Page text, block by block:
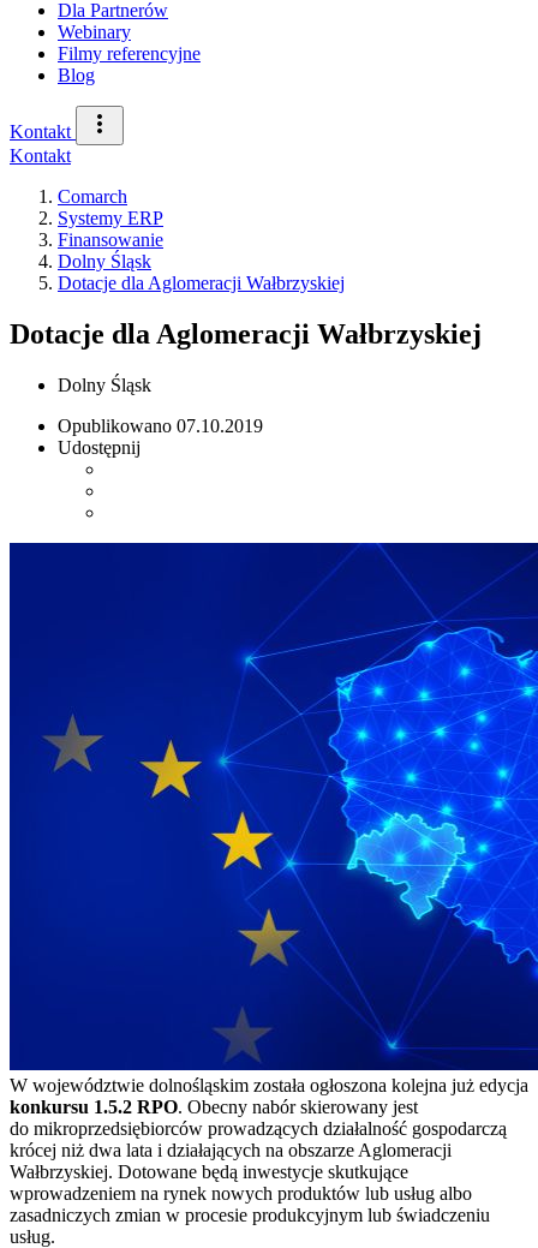
Dla Partnerów
Webinary
Filmy referencyjne
Blog
Kontakt
Kontakt
Comarch
Systemy ERP
Finansowanie
Dolny Śląsk
Dotacje dla Aglomeracji Wałbrzyskiej
Dotacje dla Aglomeracji Wałbrzyskiej
Dolny Śląsk
Opublikowano 07.10.2019
Udostępnij
W województwie dolnośląskim została ogłoszona kolejna już edycja
konkursu 1.5.2 RPO. Obecny nabór skierowany jest
do mikroprzedsiębiorców prowadzących działalność gospodarczą
krócej niż dwa lata i działających na obszarze Aglomeracji
Wałbrzyskiej. Dotowane będą inwestycje skutkujące
wprowadzeniem na rynek nowych produktów lub usług albo
zasadniczych zmian w procesie produkcyjnym lub świadczeniu
usług.